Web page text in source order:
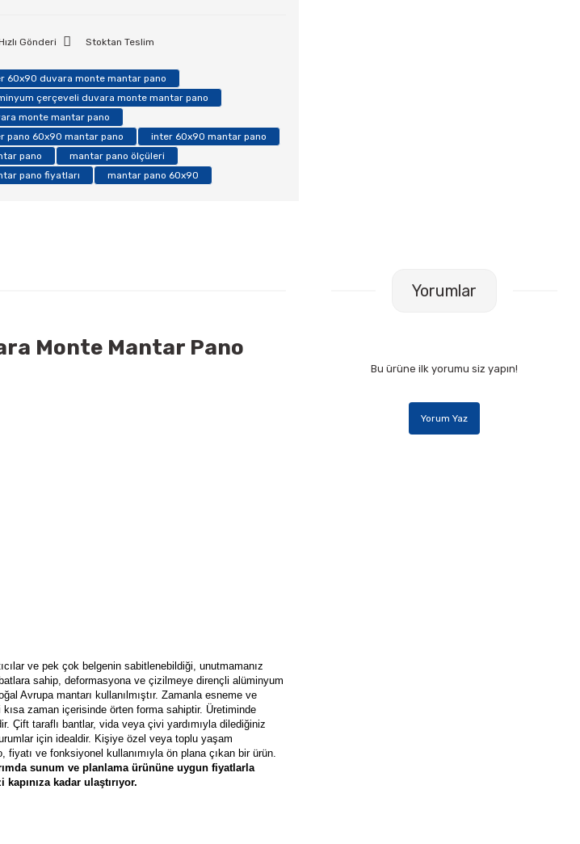
Gönderi Stoktan Teslim
60x90 duvara monte mantar pano
çerçeveli duvara monte mantar pano
monte mantar pano
pano 60x90 mantar pano
inter 60x90 mantar pano
pano
mantar pano ölçüleri
pano fiyatları
mantar pano 60x90
Monte Mantar Pano
ve pek çok belgenin sabitlenebildiği, unutmamanız
sahip, deformasyona ve çizilmeye dirençli alüminyum
Avrupa mantarı kullanılmıştır. Zamanla esneme ve
zaman içerisinde örten forma sahiptir. Üretiminde
Çift taraflı bantlar, vida veya çivi yardımıyla dilediğiniz
için idealdir. Kişiye özel veya toplu yaşam
ve fonksiyonel kullanımıyla ön plana çıkan bir ürün.
sunum ve planlama ürününe uygun fiyatlarla
kadar ulaştırıyor.
Yorumlar
Bu ürüne ilk yorumu siz yapın!
Yorum Yaz